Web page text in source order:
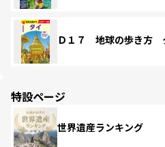
Ｄ１７ 地球の歩き方
特設ページ
世界遺産ランキング